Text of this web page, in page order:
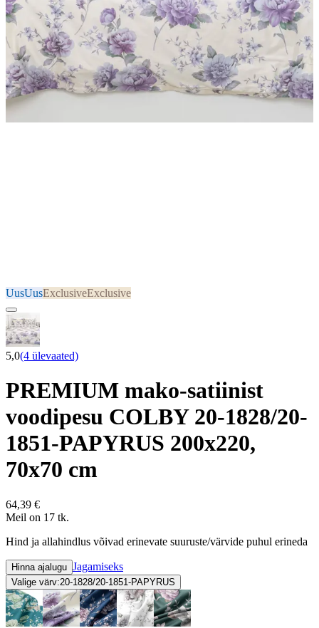
UusUusExclusiveExclusive
5,0(4 ülevaated)
PREMIUM mako-satiinist
voodipesu COLBY 20-1828/20-
1851-PAPYRUS 200x220,
70x70 cm
64,39 €
Meil on 17 tk.
Hind ja allahindlus võivad erinevate suuruste/värvide puhul erineda
Hinna ajalugu Jagamiseks
Valige värv:20-1828/20-1851-PAPYRUS